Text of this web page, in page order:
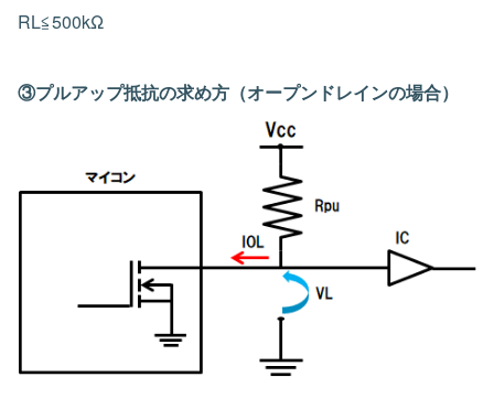
RL≦500kΩ
③プルアップ抵抗の求め方（オープンドレインの場合）